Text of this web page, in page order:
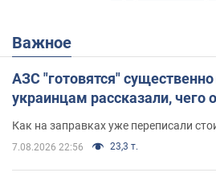
Важное
АЗС "готовятся"
украинцам рассказали, чего
Как на заправках уже переписали
7.08.2026 22:56 23,3 т.